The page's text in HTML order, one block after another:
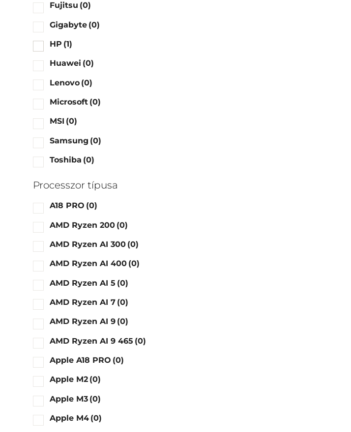
Fujitsu (0)
Gigabyte (0)
HP (1)
Huawei (0)
Lenovo (0)
Microsoft (0)
MSI (0)
Samsung (0)
Toshiba (0)
Processzor típusa
A18 PRO (0)
AMD Ryzen 200 (0)
AMD Ryzen AI 300 (0)
AMD Ryzen AI 400 (0)
AMD Ryzen AI 5 (0)
AMD Ryzen AI 7 (0)
AMD Ryzen AI 9 (0)
AMD Ryzen AI 9 465 (0)
Apple A18 PRO (0)
Apple M2 (0)
Apple M3 (0)
Apple M4 (0)